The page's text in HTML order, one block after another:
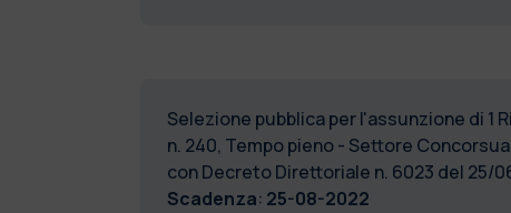
Selezione pubblica per l'assunzione di 1
n. 240, Tempo pieno - Settore
con Decreto Direttoriale n. 6023 del 25/
Scadenza: 25-08-2022